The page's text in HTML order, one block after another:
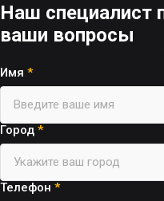
Наш специалист
ваши вопросы
Имя *
Город *
Телефон *